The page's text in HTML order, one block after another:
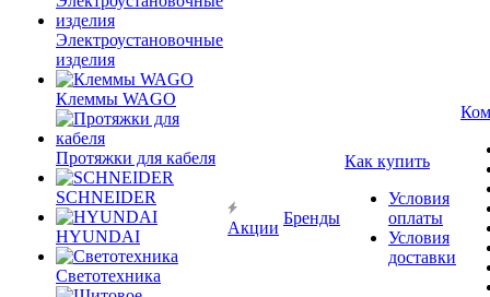
Электроустановочные
изделия
Клеммы WAGO
Протяжки для кабеля
SCHNEIDER
HYUNDAI
Светотехника
Акции
Бренды
Как купить
Условия
оплаты
Условия
доставки